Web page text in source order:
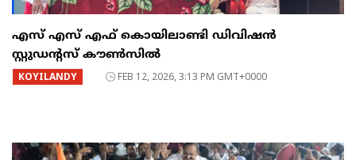
എസ് എസ് എഫ് കൊയിലാണ്ടി ഡിവിഷൻ
സ്റ്റുഡൻ്റസ് കൗൺസിൽ
KOYILANDY FEB 12, 2026, 3:13 PM GMT+0000